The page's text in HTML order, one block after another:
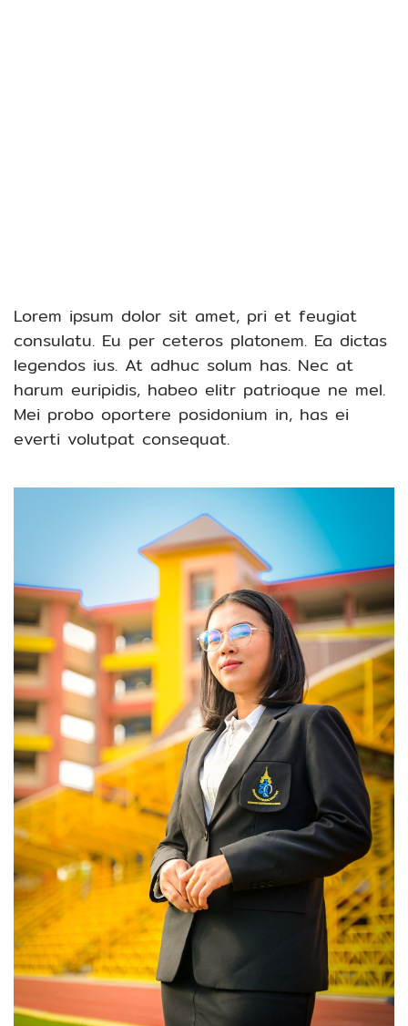
Lorem ipsum dolor sit amet, pri et feugiat
consulatu. Eu per ceteros platonem. Ea dictas
legendos ius. At adhuc solum has. Nec at
harum euripidis, habeo elitr patrioque ne mel.
Mei probo oportere posidonium in, has ei
everti volutpat consequat.